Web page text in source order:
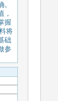
，
握
将
础
参